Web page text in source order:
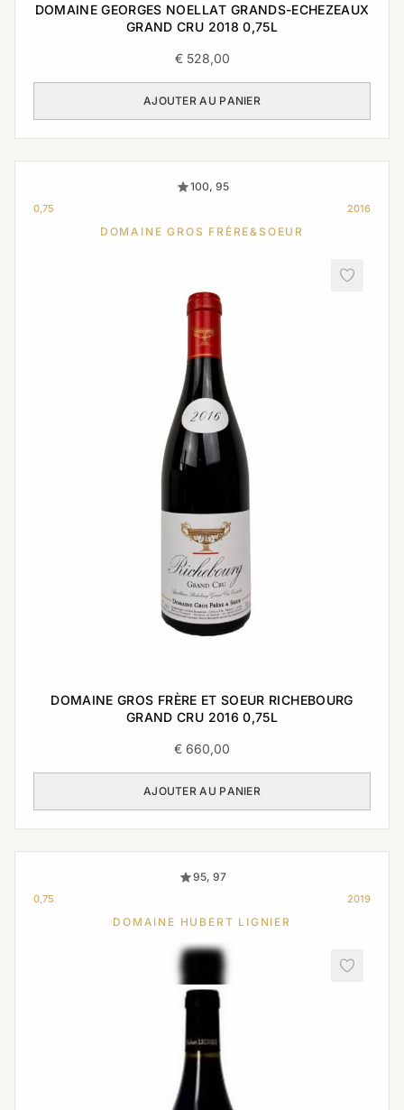
DOMAINE GEORGES NOELLAT GRANDS-ECHEZEAUX
GRAND CRU 2018 0,75L
€528,00
AJOUTER AU PANIER
100, 95
0,75 2016
DOMAINE GROS FRÈRE&SOEUR
DOMAINE GROS FRÈRE ET SOEUR RICHEBOURG
GRAND CRU 2016 0,75L
€ 660,00
AJOUTER AU PANIER
95, 97
0,75 2019
DOMAINE HUBERT LIGNIER